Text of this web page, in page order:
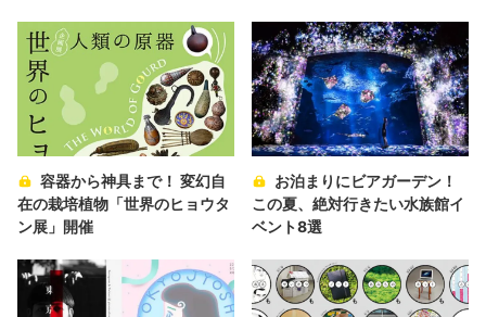
容器から神具まで！ 変幻自
在の栽培植物「世界のヒョウタ
ン展」開催
お泊まりにビアガーデン！
この夏、絶対行きたい水族館イ
ベント8選